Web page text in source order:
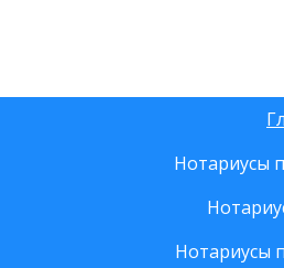
Нотариусы
Нотариусы